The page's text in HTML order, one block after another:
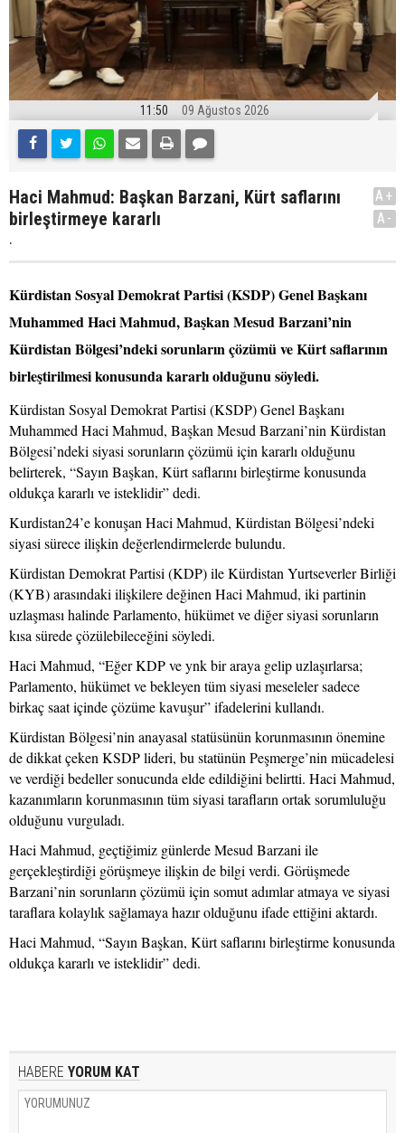
11:50 09 Ağustos 2026
Haci Mahmud: Başkan Barzani, Kürt saflarını
birleştirmeye kararlı
.
A+
A-
Kürdistan Sosyal Demokrat Partisi (KSDP) Genel Başkanı
Muhammed Haci Mahmud, Başkan Mesud Barzani’nin
Kürdistan Bölgesi’ndeki sorunların çözümü ve Kürt saflarının
birleştirilmesi konusunda kararlı olduğunu söyledi.
Kürdistan Sosyal Demokrat Partisi (KSDP) Genel Başkanı
Muhammed Haci Mahmud, Başkan Mesud Barzani’nin Kürdistan
Bölgesi’ndeki siyasi sorunların çözümü için kararlı olduğunu
belirterek, “Sayın Başkan, Kürt saflarını birleştirme konusunda
oldukça kararlı ve isteklidir” dedi.
Kurdistan24’e konuşan Haci Mahmud, Kürdistan Bölgesi’ndeki
siyasi sürece ilişkin değerlendirmelerde bulundu.
Kürdistan Demokrat Partisi (KDP) ile Kürdistan Yurtseverler Birliği
(KYB) arasındaki ilişkilere değinen Haci Mahmud, iki partinin
uzlaşması halinde Parlamento, hükümet ve diğer siyasi sorunların
kısa sürede çözülebileceğini söyledi.
Haci Mahmud, “Eğer KDP ve ynk bir araya gelip uzlaşırlarsa;
Parlamento, hükümet ve bekleyen tüm siyasi meseleler sadece
birkaç saat içinde çözüme kavuşur” ifadelerini kullandı.
Kürdistan Bölgesi’nin anayasal statüsünün korunmasının önemine
de dikkat çeken KSDP lideri, bu statünün Peşmerge’nin mücadelesi
ve verdiği bedeller sonucunda elde edildiğini belirtti. Haci Mahmud,
kazanımların korunmasının tüm siyasi tarafların ortak sorumluluğu
olduğunu vurguladı.
Haci Mahmud, geçtiğimiz günlerde Mesud Barzani ile
gerçekleştirdiği görüşmeye ilişkin de bilgi verdi. Görüşmede
Barzani’nin sorunların çözümü için somut adımlar atmaya ve siyasi
taraflara kolaylık sağlamaya hazır olduğunu ifade ettiğini aktardı.
Haci Mahmud, “Sayın Başkan, Kürt saflarını birleştirme konusunda
oldukça kararlı ve isteklidir” dedi.
HABERE YORUM KAT